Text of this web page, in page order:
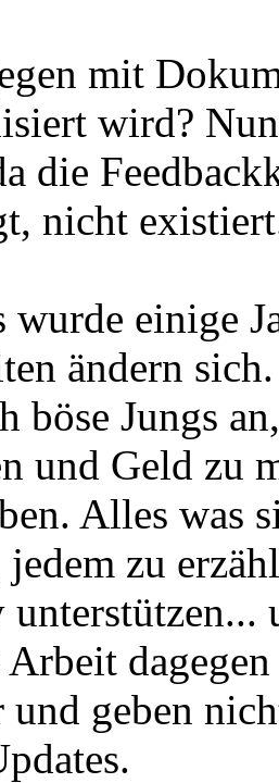
mit
wird?
die
nicht
einige
ändern
böse Jungs
und Geld zu
Alles was
zu
Arbeit
und geben